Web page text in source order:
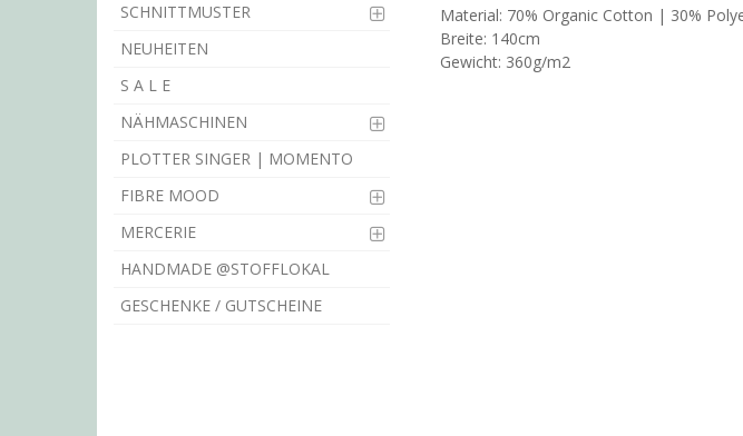
SCHNITTMUSTER
NEUHEITEN
S A L E
NÄHMASCHINEN
PLOTTER SINGER | MOMENTO
FIBRE MOOD
MERCERIE
HANDMADE @STOFFLOKAL
GESCHENKE / GUTSCHEINE
Material: 70% Organic Cotton | 30%
Breite: 140cm
Gewicht: 360g/m2